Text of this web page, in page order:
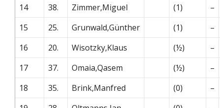
14
38. Zimmer,Miguel (1)
–
15
25. Grunwald,Günther (1)
–
16
20. Wisotzky,Klaus (½)
–
17
37. Omaia,Qasem (½)
–
18
35. Brink,Manfred (0)
–